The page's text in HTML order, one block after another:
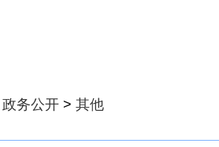
政务公开 > 其他